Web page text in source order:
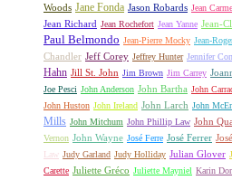
Woods Jane Fonda Jason Robards Jean
Jean Richard Jean Rochefort Jean Yanne Jean-
Paul Belmondo Jean-Pierre Mocky Jean-
Chandler Jeff Corey Jeffrey Hunter Jennifer
Hahn Jill St. John Jim Brown Jim Carrey
Joe Pesci John Anderson John Bartha John
John Huston John Ireland John Larch John
Mills John Mitchum John Phillip Law John
Vernon John Wayne José Ferre José Ferrer
Law Judy Garland Judy Holliday Julian Glover
Carette Juliette Gréco Juliette Mayniel Karin Dor